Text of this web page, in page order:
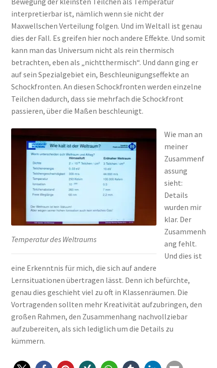
interpretierbar ist, nämlich wenn sie nicht der
Maxwellschen Verteilung folgen. Und im Weltall ist genau
dies der Fall. Es greifen hier noch andere Effekte. Und somit
kann man das Universum nicht als rein thermisch
betrachten, eben als „nichtthermisch“. Und dann ging er
auf sein Spezialgebiet ein, Beschleunigungseffekte an
Schockfronten. An diesen Schockfronten werden einzelne
Teilchen dadurch, dass sie mehrfach die Schockfront
passieren, über die Maßen beschleunigt.
Temperatur des Weltraums
Wie man an
meiner
Zusammenf
assung
sieht:
Details
wurden mir
klar. Der
Zusammenh
ang fehlt.
Und dies ist
eine Erkenntnis für mich, die sich auf andere
Lernsituationen übertragen lässt. Denn ich befürchte,
genau dies geschieht viel zu oft in Klassenräumen. Die
Vortragenden sollten mehr Kreativität aufzubringen, den
großen Rahmen, den Zusammenhang nachvollziebar
aufzubereiten, als sich lediglich um die Details zu
kümmern.